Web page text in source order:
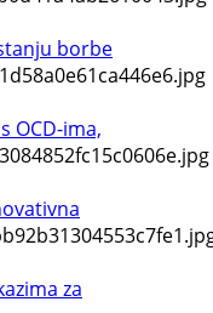
borbe
OCD-ima,
za